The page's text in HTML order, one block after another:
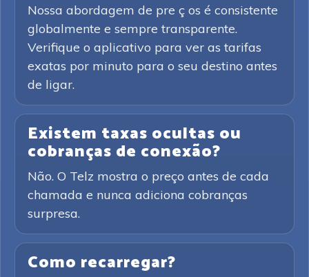
Nossa abordagem de pre ç os é consistente
globalmente e sempre transparente.
Verifique o aplicativo para ver as tarifas
exatas por minuto para o seu destino antes
de ligar.
Existem taxas ocultas ou
cobranças de conexão?
Não. O Telz mostra o preço antes de cada
chamada e nunca adiciona cobranças
surpresa.
Como recarregar?